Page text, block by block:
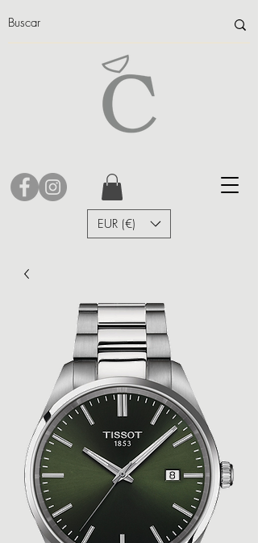
EUR (€)